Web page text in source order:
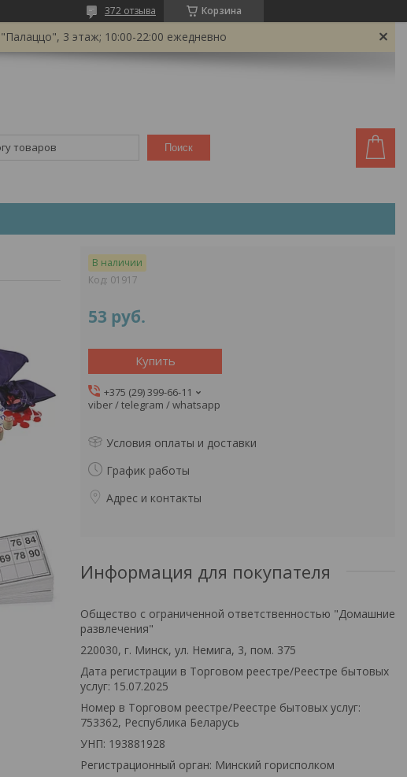
Корзина
372 отзыва
3 этаж; 10:00-22:00 ежедневно
Поиск
В наличии
Код: 01917
53 руб.
Купить
+375 (29) 399-66-11
viber / telegram / whatsapp
Условия оплаты и доставки
График работы
Адрес и контакты
Информация для покупателя
Общество с ограниченной ответственностью "Домашние
развлечения"
220030, г. Минск, ул. Немига, 3, пом. 375
Дата регистрации в Торговом реестре/Реестре бытовых
услуг: 15.07.2025
Номер в Торговом реестре/Реестре бытовых услуг:
753362, Республика Беларусь
УНП: 193881928
Регистрационный орган: Минский горисполком